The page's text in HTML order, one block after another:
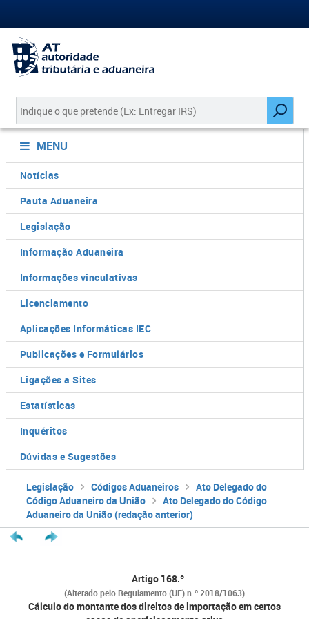
MENU
Notícias
Pauta Aduaneira
Legislação
Informação Aduaneira
Informações vinculativas
Licenciamento
Aplicações Informáticas IEC
Publicações e Formulários
Ligações a Sites
Estatísticas
Inquéritos
Dúvidas e Sugestões
Legislação Códigos Aduaneiros
Ato Delegado do
Código Aduaneiro da União
Ato Delegado do Código
Aduaneiro da União (redação anterior)
Artigo 168.º
(Alterado pelo Regulamento (UE) n.º 2018/1063)
Cálculo do montante dos direitos de importação em certos